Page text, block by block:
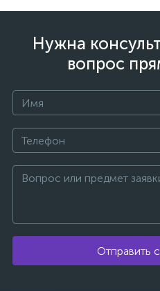
Нужна
вопрос
Отправить